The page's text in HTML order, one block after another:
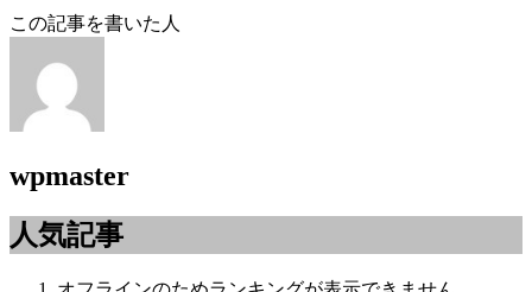
この記事を書いた人
wpmaster
人気記事